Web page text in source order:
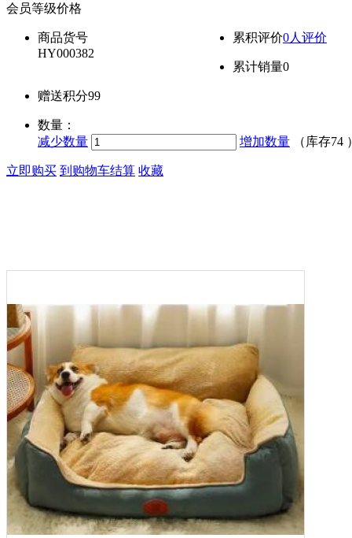
会员等级价格
商品货号
HY000382
累积评价0人评价
累计销量0
赠送积分99
数量：
减少数量
增加数量 （库存74
立即购买 到购物车结算 收藏